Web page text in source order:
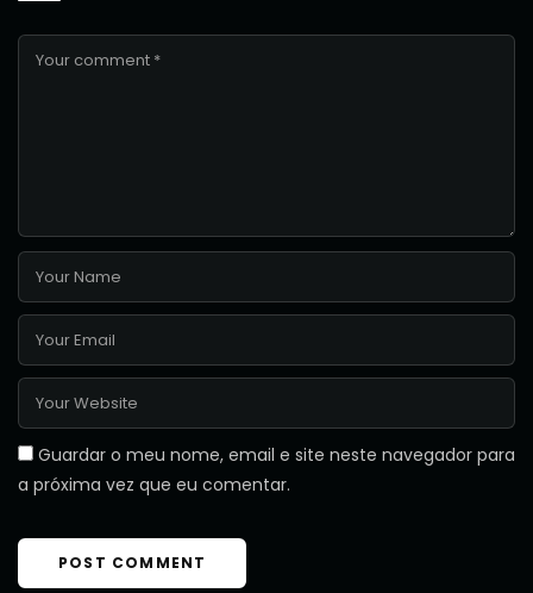
Guardar o meu nome, email e site neste navegador para
a próxima vez que eu comentar.